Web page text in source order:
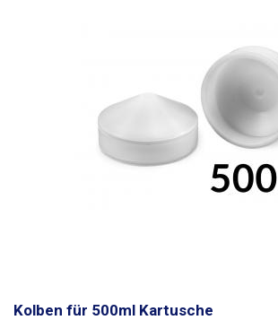
Kolben für 500ml Kartusche